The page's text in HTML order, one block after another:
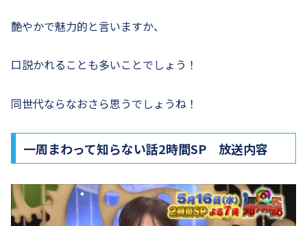
艶やかで魅力的と言いますか、
口説かれることも多いことでしょう！
同世代ならなおさら思うでしょうね！
一周まわって知らない話2時間SP 放送内容